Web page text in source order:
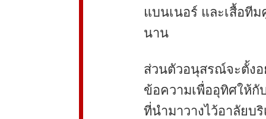
แบนเนอร์ และเสื้อที
นาน
ส่วนตัวอนุสรณ์จะตั้ง
ข้อความเพื่ออุทิศให้กั
ที่นำมาวางไว้อาลัยบ